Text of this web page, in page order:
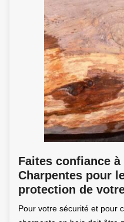
Faites confiance à
Charpentes pour
protection de
Pour votre sécurité et pour